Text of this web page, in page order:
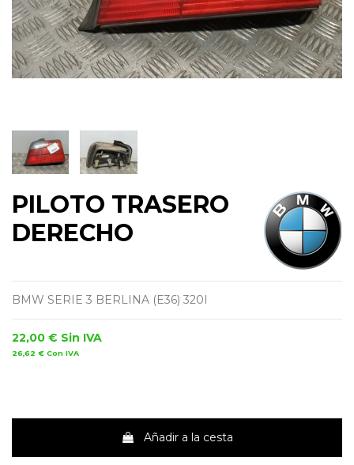
PILOTO TRASERO
DERECHO
BMW SERIE 3 BERLINA (E36) 320I
22,00 € Sin IVA
26,62 € Con IVA
Añadir a la cesta